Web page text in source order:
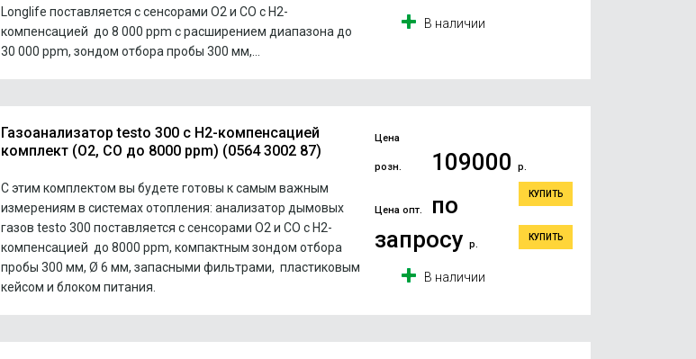
Longlife поставляется с сенсорами O2 и CO с H2-
компенсацией до 8 000 ppm с расширением диапазона до
30 000 ppm, зондом отбора пробы 300 мм,...
В наличии
Газоанализатор testo 300 с H2-компенсацией
комплект (O2, CO до 8000 ppm) (0564 3002 87)
С этим комплектом вы будете готовы к самым важным
измерениям в системах отопления: анализатор дымовых
газов testo 300 поставляется с сенсорами O2 и CO с H2-
компенсацией до 8000 ppm, компактным зондом отбора
пробы 300 мм, Ø 6 мм, запасными фильтрами, пластиковым
кейсом и блоком питания.
Цена
розн. 109000 р.
КУПИТЬ
Цена опт.
по
запросу р.
КУПИТЬ
В наличии